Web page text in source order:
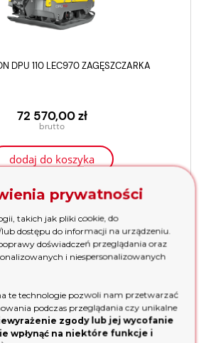
DPU 110 LEC970 ZAGĘSZCZARKA
72 570,00 zł
dodaj do koszyka
prywatności
takich jak pliki cookie, do
dostępu do informacji na urządzeniu.
doświadczeń przeglądania oraz
i niespersonalizowanych
te technologie pozwoli nam przetwarzać
podczas przeglądania czy unikalne
zgody lub jej wycofanie
wpłynąć na niektóre funkcje i